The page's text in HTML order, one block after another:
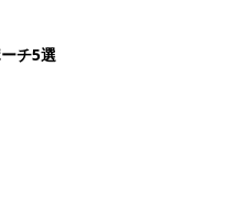
チ5選